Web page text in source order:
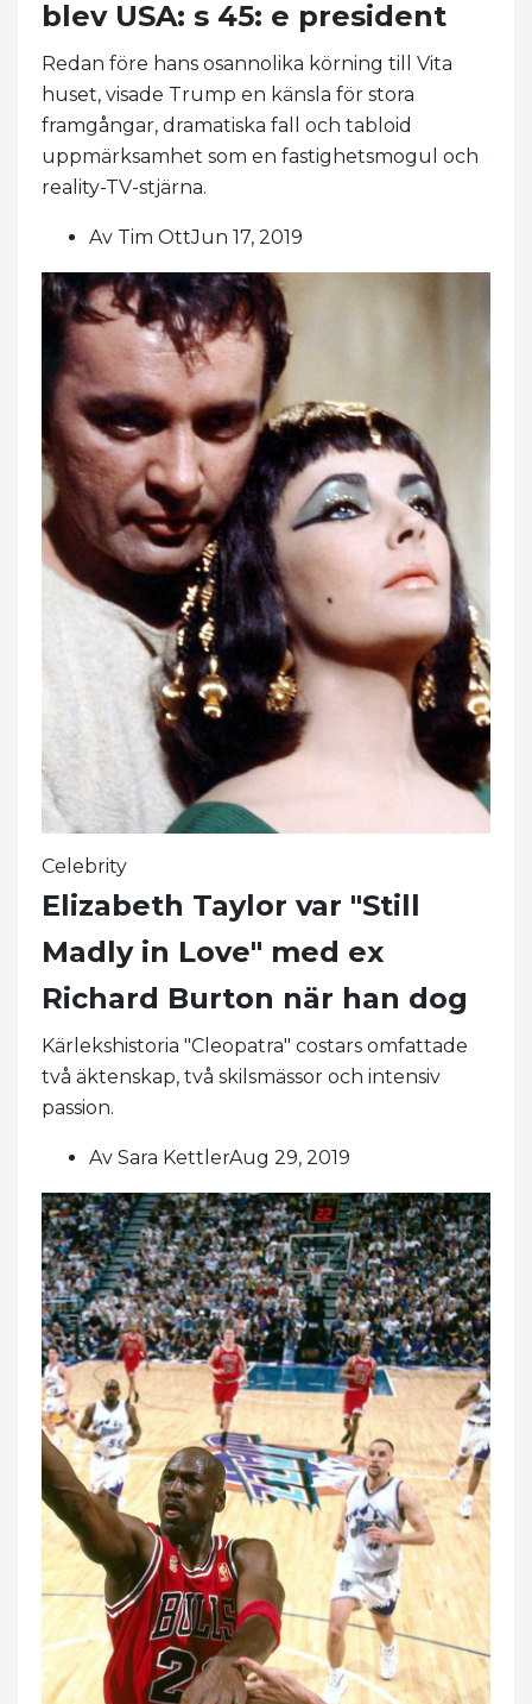
blev USA: s 45: e president
Redan före hans osannolika körning till Vita
huset, visade Trump en känsla för stora
framgångar, dramatiska fall och tabloid
uppmärksamhet som en fastighetsmogul och
reality-TV-stjärna.
Av Tim OttJun 17, 2019
Celebrity
Elizabeth Taylor var "Still
Madly in Love" med ex
Richard Burton när han dog
Kärlekshistoria "Cleopatra" costars omfattade
två äktenskap, två skilsmässor och intensiv
passion.
Av Sara KettlerAug 29, 2019